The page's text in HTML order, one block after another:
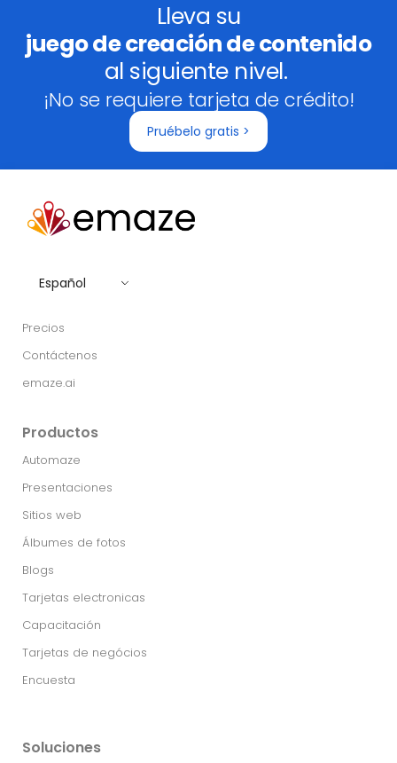
Lleva su
juego de creación de contenido
al siguiente nivel.
¡No se requiere tarjeta de crédito!
Pruébelo gratis >
Español
Precios
Contáctenos
emaze.ai
Productos
Automaze
Presentaciones
Sitios web
Álbumes de fotos
Blogs
Tarjetas electronicas
Capacitación
Tarjetas de negócios
Encuesta
Soluciones